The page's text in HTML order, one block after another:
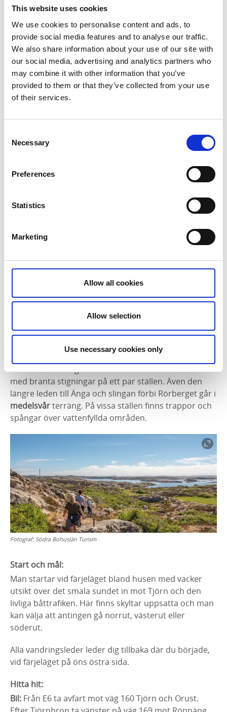
This website uses cookies
We use cookies to personalise content and ads, to
provide social media features and to analyse our traffic.
We also share information about your use of our site with
our social media, advertising and analytics partners who
may combine it with other information that you’ve
provided to them or that they’ve collected from your use
of their services.
Selection
Necessary
Preferences
Statistics
Marketing
Allow all cookies
Allow selection
Use necessary cookies only
Södra Bohuslän Turism
Fakta om leden
Längd:
Rörberget: 7 km
Ungefärlig tid:
Änga: 1,5 timma
Markering:
märken. På vissa ställen finns gamla markeringar
Svårighetsgrad:
Promenadvägarna som går från färjeläget utmed den
söderut till Holmudden ärmycket lätta. Här tar man
sig fram med både barnvagn och rullstol.
Leden som tar dig ner till Holmudden ärmedelsvår
med branta stigningar på ett par ställen. Även den
längre leden till Änga och slingan förbi Rörberget går i
medelsvårterräng. På vissa ställen finns trappor och
spångar över vattenfyllda områden.
Fotograf:Södra Bohuslän Turism
Start och mål:
Man startar vid färjeläget bland husen med vacker
utsikt över det smala sundet in mot Tjörn och den
livliga båttrafiken. Här finns skyltar uppsatta och man
kan välja att antingen gå norrut, västerut eller
söderut.
Alla vandringsleder leder dig tillbaka där du började,
vid färjeläget på öns östra sida.
Hitta hit:
Bil: Från E6 ta avfart mot väg 160 Tjörn och Orust.